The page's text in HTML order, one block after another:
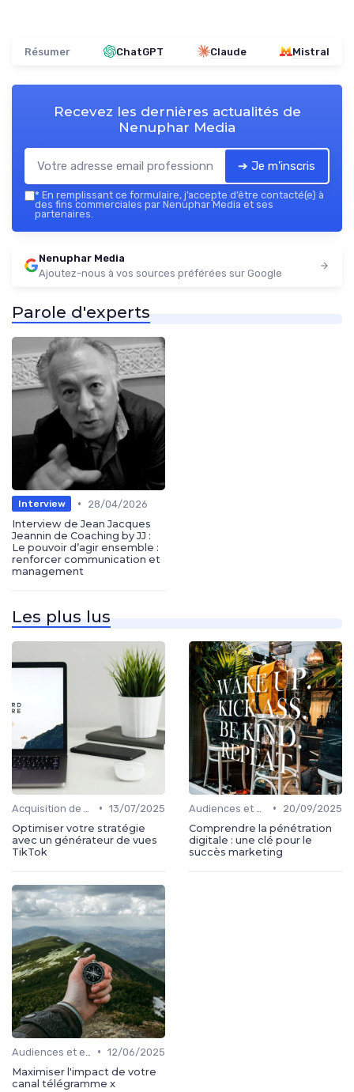
Résumer ChatGPT Claude Mistral
Recevez les dernières actualités de
Nenuphar Media
➔ Je m'inscris
* En remplissant ce formulaire, j’accepte d’être contacté(e) à
des fins commerciales par Nenuphar Media et ses
partenaires.
Nenuphar Media
Ajoutez-nous à vos sources préférées sur Google
Parole d'experts
Interview •
28/04/2026
Interview de Jean Jacques
Jeannin de Coaching by JJ :
Le pouvoir d’agir ensemble :
renforcer communication et
management
Les plus lus
• 13/07/2025
Optimiser votre stratégie
avec un générateur de vues
TikTok
•
20/09/2025
Comprendre la pénétration
digitale : une clé pour le
succès marketing
• 12/06/2025
Maximiser l'impact de votre
canal télégramme x